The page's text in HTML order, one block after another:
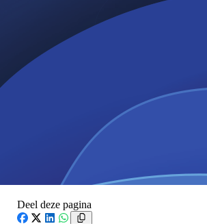
Deel deze pagina